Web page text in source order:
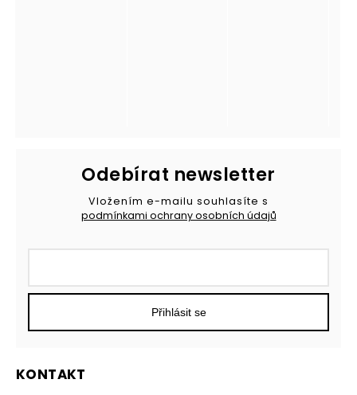
KONTAKT
Odebírat newsletter
Vložením e-mailu souhlasíte s
podmínkami ochrany osobních údajů
Přihlásit se